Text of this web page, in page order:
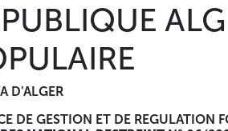
avis, peuvent retirer le cahier
Boulevard Aissa Ben Feddah
plis fermés (dossier de
D'ALGER
DE GESTION ET DE REGULATION